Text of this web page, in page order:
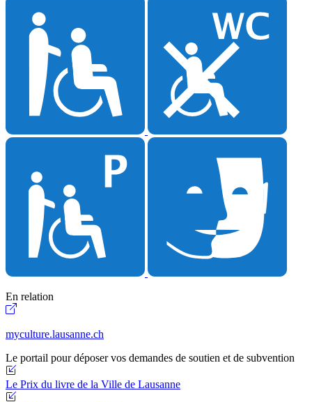
En relation
myculture.lausanne.ch
Le portail pour déposer vos demandes de soutien et de subvention
Le Prix du livre de la Ville de Lausanne